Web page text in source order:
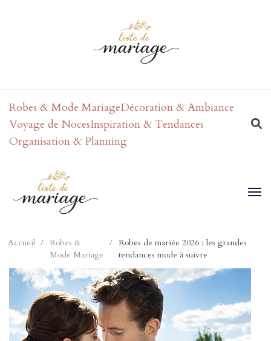
Robes & Mode MariageDécoration & Ambiance
Voyage de NocesInspiration & Tendances
Organisation & Planning
Accueil /
Robes &
Mode Mariage
/ Robes de mariée 2026 : les grandes
tendances mode à suivre